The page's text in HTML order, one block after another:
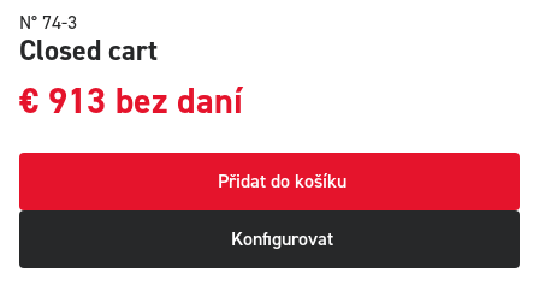
N° 74-3
Closed cart
€ 913 bez daní
Přidat do košíku
Konfigurovat